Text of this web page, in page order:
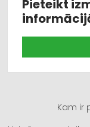
Pieteikt
Kam ir